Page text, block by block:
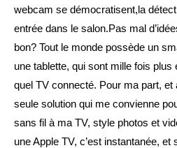
webcam se démocratisent,la
entrée dans le salon.Pas mal
bon? Tout le monde possède un
une tablette, qui sont mille fois plus
quel TV connecté. Pour ma part,
seule solution qui me convienne
sans fil à ma TV, style photos et
une Apple TV, c’est instantanée,